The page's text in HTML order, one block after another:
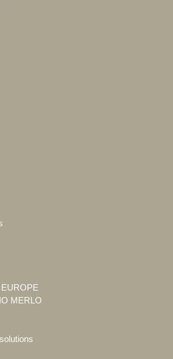
MERLO